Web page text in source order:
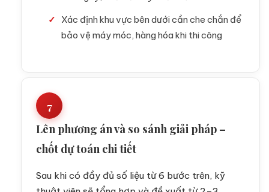
Xác định khu vực bên dưới cần che chắn để
bảo vệ máy móc, hàng hóa khi thi công
7
Lên phương án và so sánh giải pháp –
chốt dự toán chi tiết
Sau khi có đầy đủ số liệu từ 6 bước trên, kỹ